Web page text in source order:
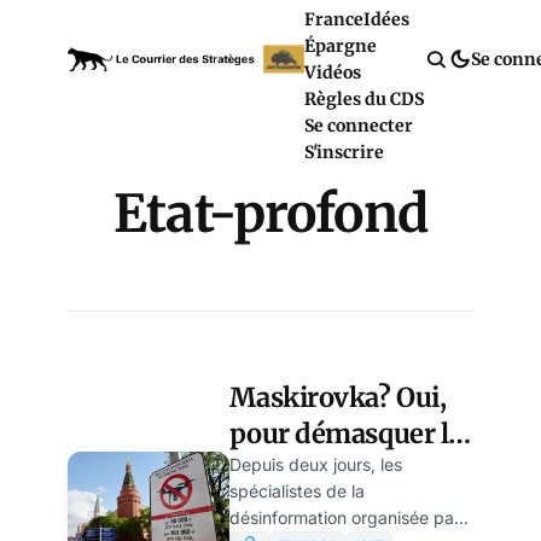
FranceIdées
Épargne
Vidéos
Règles du CDS
Se connecter
S'inscrire
Se
Etat-profond
Maskirovka? Oui,
pour démasquer la
« sixième
colonne » en
Depuis deux jours, les
spécialistes de la
désinformation organisée par